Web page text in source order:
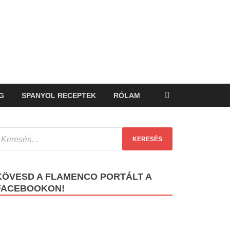
SPANYOL RECEPTEK RÓLAM
A FLAMENCO PORTÁLT A